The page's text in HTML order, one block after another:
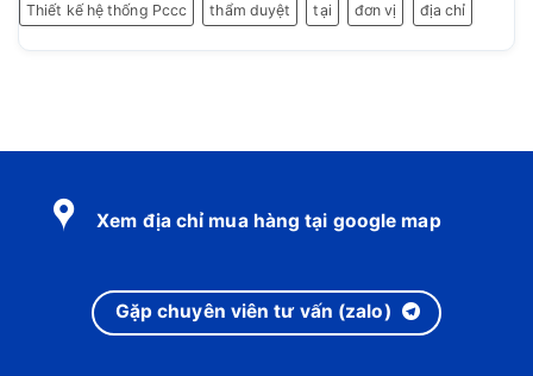
Thiết kế hệ thống Pccc thẩm duyệt tại đơn vị địa chỉ
Xem địa chỉ mua hàng tại google map
Gặp chuyên viên tư vấn (zalo)